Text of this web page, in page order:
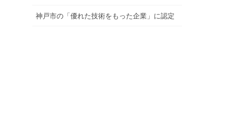
神戸市の「優れた技術をもった企業」に認定